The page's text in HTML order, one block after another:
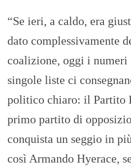
“Se ieri, a caldo, era
dato complessivamente
coalizione, oggi i
singole liste ci
politico chiaro: il Partito
primo partito di
conquista un seggio in
così Armando Hyerace,